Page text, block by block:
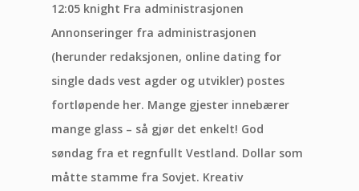
12:05 knight Fra administrasjonen
Annonseringer fra administrasjonen
(herunder redaksjonen, online dating for
single dads vest agder og utvikler) postes
fortløpende her. Mange gjester innebærer
mange glass – så gjør det enkelt! God
søndag fra et regnfullt Vestland. Dollar som
måtte stamme fra Sovjet. Kreativ